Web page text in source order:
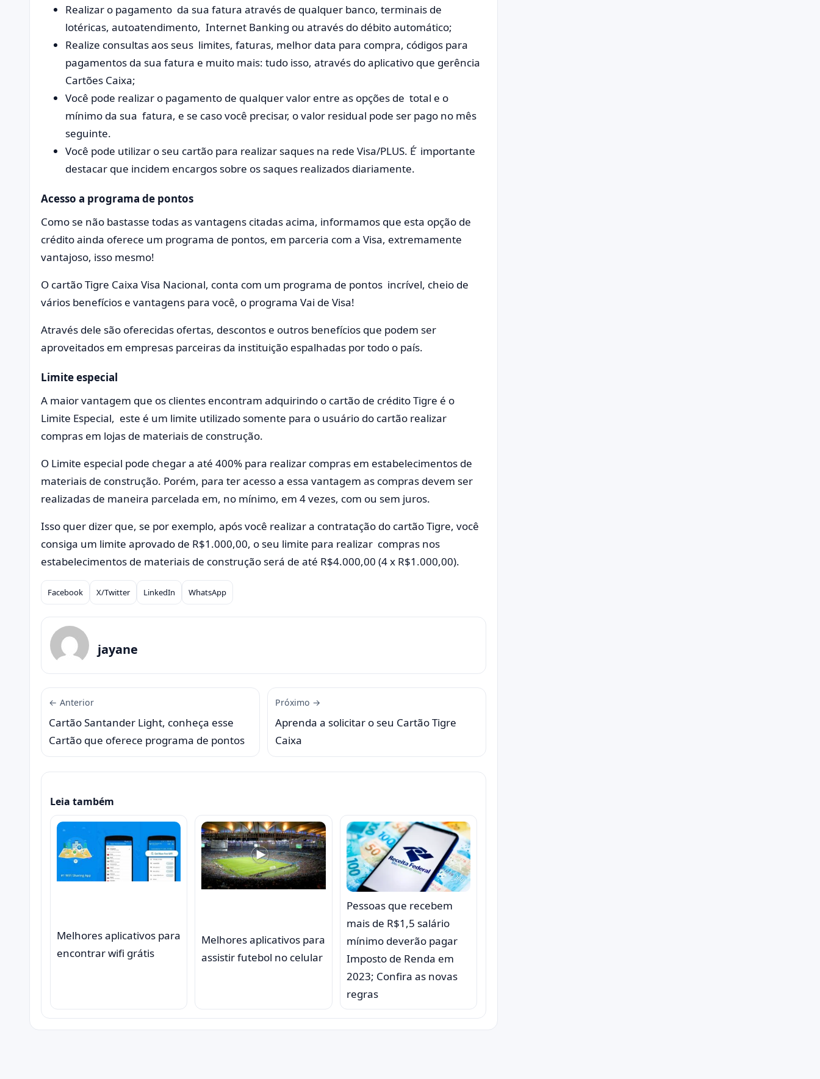
Realizar o pagamento da sua fatura através de qualquer banco, terminais de
lotéricas, autoatendimento, Internet Banking ou através do débito automático;
Realize consultas aos seus limites, faturas, melhor data para compra, códigos para
pagamentos da sua fatura e muito mais: tudo isso, através do aplicativo que gerência
Cartões Caixa;
Você pode realizar o pagamento de qualquer valor entre as opções de total e o
mínimo da sua fatura, e se caso você precisar, o valor residual pode ser pago no mês
seguinte.
Você pode utilizar o seu cartão para realizar saques na rede Visa/PLUS. É ́ importante
destacar que incidem encargos sobre os saques realizados diariamente.
Acesso a programa de pontos
Como se não bastasse todas as vantagens citadas acima, informamos que esta opção de
crédito ainda oferece um programa de pontos, em parceria com a Visa, extremamente
vantajoso, isso mesmo!
O cartão Tigre Caixa Visa Nacional, conta com um programa de pontos incrível, cheio de
vários benefícios e vantagens para você, o programa Vai de Visa!
Através dele são oferecidas ofertas, descontos e outros benefícios que podem ser
aproveitados em empresas parceiras da instituição espalhadas por todo o país.
Limite especial
A maior vantagem que os clientes encontram adquirindo o cartão de crédito Tigre é o
Limite Especial, este é um limite utilizado somente para o usuário do cartão realizar
compras em lojas de materiais de construção.
O Limite especial pode chegar a até 400% para realizar compras em estabelecimentos de
materiais de construção. Porém, para ter acesso a essa vantagem as compras devem ser
realizadas de maneira parcelada em, no mínimo, em 4 vezes, com ou sem juros.
Isso quer dizer que, se por exemplo, após você realizar a contratação do cartão Tigre, você
consiga um limite aprovado de R$1.000,00, o seu limite para realizar compras nos
estabelecimentos de materiais de construção será de até R$4.000,00 (4 x R$1.000,00).
Compartilhar
Facebook X/Twitter LinkedIn WhatsApp
jayane
← Anterior
Cartão Santander Light, conheça esse
Cartão que oferece programa de pontos
Próximo →
Aprenda a solicitar o seu Cartão Tigre
Caixa
Leia também
Melhores aplicativos para
encontrar wifi grátis
Melhores aplicativos para
assistir futebol no celular
Pessoas que recebem
mais de R$1,5 salário
mínimo deverão pagar
Imposto de Renda em
2023; Confira as novas
regras